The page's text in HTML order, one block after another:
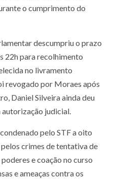
o cumprimento do
descumpriu o prazo
22h para recolhimento
no livramento
revogado por Moraes após
Daniel Silveira ainda deu
autorização judicial.
pelo STF a oito
crimes de tentativa de
e coação no curso
e ameaças contra os